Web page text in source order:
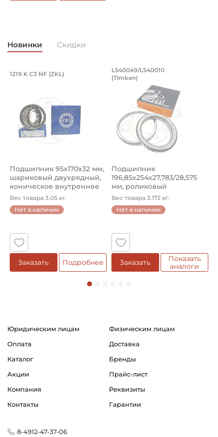
Германия
Новинки Скидки
Подшипник 95х170х32 мм, шариковый
Подшипник 95х170х32 мм, шариковый двухрядный,
1219 K C3 NF (ZKL)
Подшипник 95х170х32 мм,
шариковый двухрядный,
коническое внутреннее
кол...
Вес товара 3.05 кг.
Нет в наличии
Заказать Подробнее
Подшипник
Подшипник
L540049/L540010
(Timken)
Подшипник
196,85х254х27,783/28,575
мм, роликовый
однорядный конический
...
Вес товара 3.172 кг.
Нет в наличии
Заказать
Показать
аналоги
Юридическим лицам
Физическим лицам
Оплата
Доставка
Каталог
Бренды
Акции
Прайс-лист
Компания
Реквизиты
Контакты
Гарантии
8-4912-47-37-06